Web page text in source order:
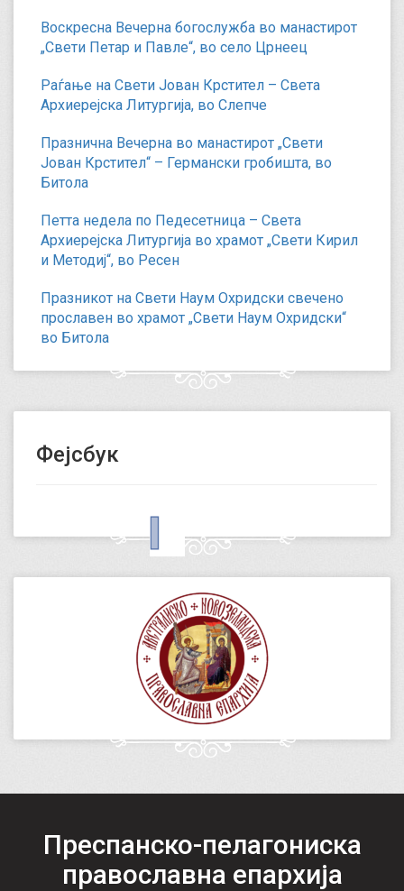
Воскресна Вечерна богослужба во манастирот
„Свети Петар и Павле“, во село Црнеец
Раѓање на Свети Јован Крстител – Света
Архиерејска Литургија, во Слепче
Празнична Вечерна во манастирот „Свети
Јован Крстител“ – Германски гробишта, во
Битола
Петта недела по Педесетница – Света
Архиерејска Литургија во храмот „Свети Кирил
и Методиј“, во Ресен
Празникот на Свети Наум Охридски свечено
прославен во храмот „Свети Наум Охридски“
во Битола
Фејсбук
Преспанско-пелагониска
православна епархија